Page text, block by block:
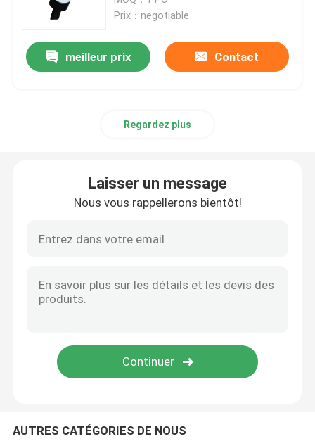
Type - 2 à dactylographier - câble de 2 EV
Type - câble attaché par 2
Accessoires de remplissage d'EV
Prise combinée de CCS
Prix：negotiable
meilleur prix Contact
Regardez plus
Laisser un message
Nous vous rappellerons bientôt!
AUTRES CATÉGORIES DE NOUS